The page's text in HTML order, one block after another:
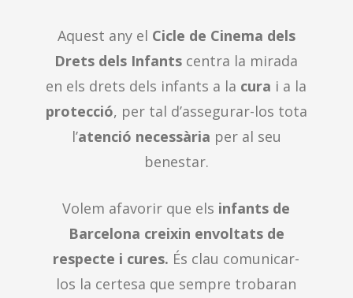
Aquest any el Cicle de Cinema dels
Drets dels Infants centra la mirada
en els drets dels infants a la cura i a la
protecció, per tal d’assegurar-los tota
l’atenció necessària per al seu
benestar.
Volem afavorir que els infants de
Barcelona creixin envoltats de
respecte i cures. És clau comunicar-
los la certesa que sempre trobaran